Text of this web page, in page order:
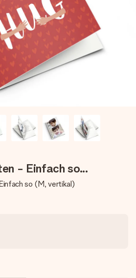
- 17:00 Uhr
8:30 - 13:00 Uhr
- Einfach so...
so (M, vertikal)